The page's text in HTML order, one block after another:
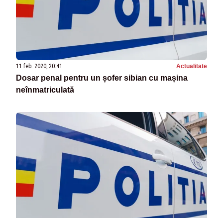
11 feb. 2020, 20:41 Actualitate
Dosar penal pentru un șofer sibian cu mașina
neînmatriculată